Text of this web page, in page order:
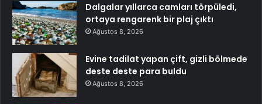
Dalgalar yıllarca camları törpüledi,
ortaya rengarenk bir plaj çıktı
Ağustos 8, 2026
Evine tadilat yapan çift, gizli bölmede
deste deste para buldu
Ağustos 8, 2026